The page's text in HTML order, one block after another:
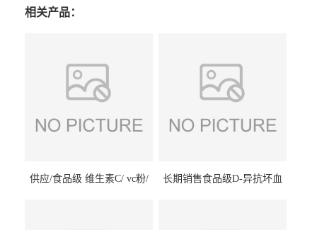
相关产品：
供应/食品级 维生素C/ vc粉/
长期销售食品级D-异抗坏血